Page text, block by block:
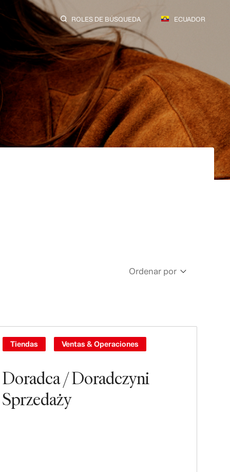
ROLES DE BÚSQUEDA ECUADOR
Ordenar por
Doradca / Doradczyni
Sprzedaży
Tiendas Ventas & Operaciones